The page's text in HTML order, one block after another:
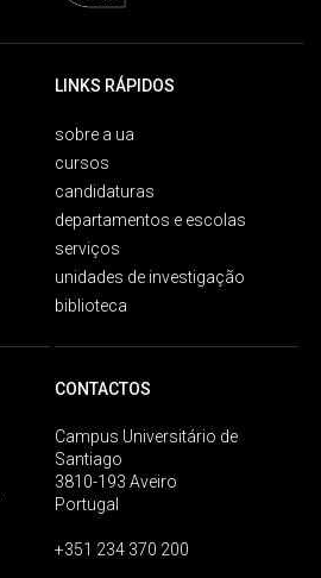
LINKS RÁPIDOS
sobre a ua
cursos
candidaturas
departamentos e escolas
serviços
unidades de investigação
biblioteca
CONTACTOS
Campus Universitário de
Santiago
3810-193 Aveiro
Portugal
+351 234 370 200